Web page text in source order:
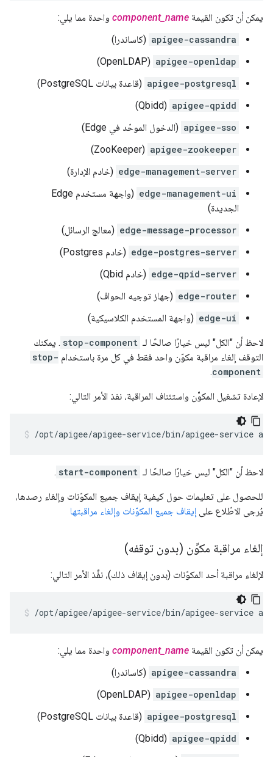
يمكن أن تكون القيمة component_name واحدة مما يلي:
apigee-cassandra (كاساندرا)
apigee-openldap
(OpenLDAP)
apigee-postgresql (قاعدة بيانات PostgreSQL)
apigee-qpidd
(Qbidd)
apigee-sso (الدخول الموحّد في Edge)
apigee-zookeeper
(ZooKeeper)
edge-management-server (خادم الإدارة)
edge-management-ui
(واجهة مستخدم Edge
الجديدة)
edge-message-processor (معالج الرسائل)
edge-postgres-server (خادم Postgres)
edge-qpid-server (خادم Qbid)
edge-router (جهاز توجيه الحواف)
edge-ui (واجهة المستخدم الكلاسيكية)
لاحظ أن "الكل" ليس خيارًا صالحًا لـ stop-component . يمكنك
التوقف إلغاء مراقبة مكوّن واحد فقط في كل مرة باستخدام stop-
component
.
لإعادة تشغيل المكوِّن واستئناف المراقبة، نفذ الأمر التالي:
/opt/apigee/apigee-service/bin/apigee-service
لاحظ أن "الكل" ليس خيارًا صالحًا لـ start-component
.
للحصول على تعليمات حول كيفية إيقاف جميع المكوّنات وإلغاء رصدها،
يُرجى الاطّلاع على إيقاف جميع المكوّنات وإلغاء مراقبتها
إلغاء مراقبة مكوِّن (بدون توقفه)
لإلغاء مراقبة أحد المكوّنات (بدون إيقاف ذلك)، نفِّذ الأمر التالي:
/opt/apigee/apigee-service/bin/apigee-service
يمكن أن تكون القيمة component_name واحدة مما يلي:
apigee-cassandra (كاساندرا)
apigee-openldap
(OpenLDAP)
apigee-postgresql (قاعدة بيانات PostgreSQL)
apigee-qpidd
(Qbidd)